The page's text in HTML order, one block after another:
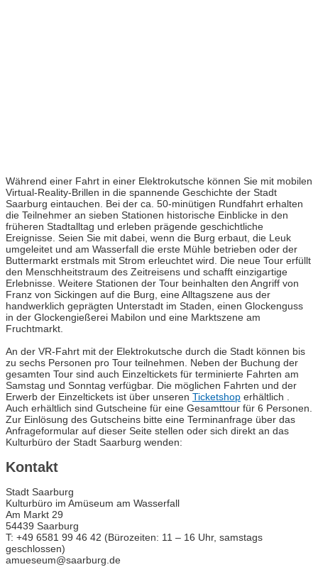
Während einer Fahrt in einer Elektrokutsche können Sie mit mobilen
Virtual-Reality-Brillen in die spannende Geschichte der Stadt
Saarburg eintauchen. Bei der ca. 50-minütigen Rundfahrt erhalten
die Teilnehmer an sieben Stationen historische Einblicke in den
früheren Stadtalltag und erleben prägende geschichtliche
Ereignisse. Seien Sie mit dabei, wenn die Burg erbaut, die Leuk
umgeleitet und am Wasserfall die erste Mühle betrieben oder der
Buttermarkt erstmals mit Strom erleuchtet wird. Die neue Tour erfüllt
den Menschheitstraum des Zeitreisens und schafft einzigartige
Erlebnisse. Weitere Stationen der Tour beinhalten den Angriff von
Franz von Sickingen auf die Burg, eine Alltagszene aus der
handwerklich geprägten Unterstadt im Staden, einen Glockenguss
in der Glockengießerei Mabilon und eine Marktszene am
Fruchtmarkt.
An der VR-Fahrt mit der Elektrokutsche durch die Stadt können bis
zu sechs Personen pro Tour teilnehmen. Neben der Buchung der
gesamten Tour sind auch Einzeltickets für terminierte Fahrten am
Samstag und Sonntag verfügbar. Die möglichen Fahrten und der
Erwerb der Einzeltickets ist über unseren Ticketshop erhältlich .
Auch erhältlich sind Gutscheine für eine Gesamttour für 6 Personen.
Zur Einlösung des Gutscheins bitte eine Terminanfrage über das
Anfrageformular auf dieser Seite stellen oder sich direkt an das
Kulturbüro der Stadt Saarburg wenden:
Kontakt
Stadt Saarburg
Kulturbüro im Amüseum am Wasserfall
Am Markt 29
54439 Saarburg
T: +49 6581 99 46 42 (Bürozeiten: 11 – 16 Uhr, samstags
geschlossen)
amueseum@saarburg.de